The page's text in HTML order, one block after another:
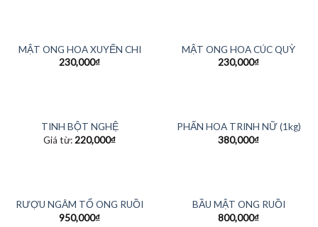
MẬT ONG HOA XUYẾN CHI
230,000₫
MẬT ONG HOA CÚC QUỲ
230,000₫
TINH BỘT NGHỆ
Giá từ: 220,000₫
PHẤN HOA TRINH NỮ (1kg)
380,000₫
RƯỢU NGÂM TỔ ONG RUỒI
950,000₫
HẾT HÀNG
BẦU MẬT ONG RUỒI
800,000₫